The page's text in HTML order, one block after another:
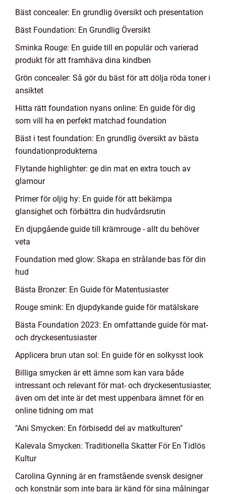
Bäst concealer: En grundlig översikt och presentation
Bäst Foundation: En Grundlig Översikt
Sminka Rouge: En guide till en populär och varierad
produkt för att framhäva dina kindben
Grön concealer: Så gör du bäst för att dölja röda toner i
ansiktet
Hitta rätt foundation nyans online: En guide för dig
som vill ha en perfekt matchad foundation
Bäst i test foundation: En grundlig översikt av bästa
foundationprodukterna
Flytande highlighter: ge din mat en extra touch av
glamour
Primer för oljig hy: En guide för att bekämpa
glansighet och förbättra din hudvårdsrutin
En djupgående guide till krämrouge - allt du behöver
veta
Foundation med glow: Skapa en strålande bas för din
hud
Bästa Bronzer: En Guide för Matentusiaster
Rouge smink: En djupdykande guide för matälskare
Bästa Foundation 2023: En omfattande guide för mat-
och dryckesentusiaster
Applicera brun utan sol: En guide för en solkysst look
Billiga smycken är ett ämne som kan vara både
intressant och relevant för mat- och dryckesentusiaster,
även om det inte är det mest uppenbara ämnet för en
online tidning om mat
"Ani Smycken: En förbisedd del av matkulturen"
Kalevala Smycken: Traditionella Skatter För En Tidlös
Kultur
Carolina Gynning är en framstående svensk designer
och konstnär som inte bara är känd för sina målningar